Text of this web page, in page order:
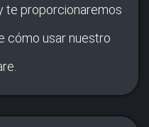
te proporcionaremos
cómo usar nuestro